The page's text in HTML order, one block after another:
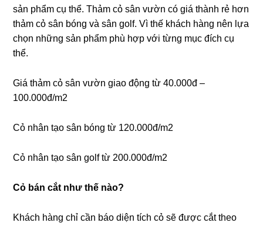
sản phẩm cụ thể. Thảm cỏ sân vườn có giá thành rẻ hơn
thảm cỏ sân bóng và sân golf. Vì thế khách hàng nên lựa
chọn những sản phẩm phù hợp với từng mục đích cụ
thể.
Giá thảm cỏ sân vườn giao động từ 40.000đ –
100.000đ/m2
Cỏ nhân tạo sân bóng từ 120.000đ/m2
Cỏ nhân tạo sân golf từ 200.000đ/m2
Cỏ bán cắt như thế nào?
Khách hàng chỉ cần báo diện tích cỏ sẽ được cắt theo